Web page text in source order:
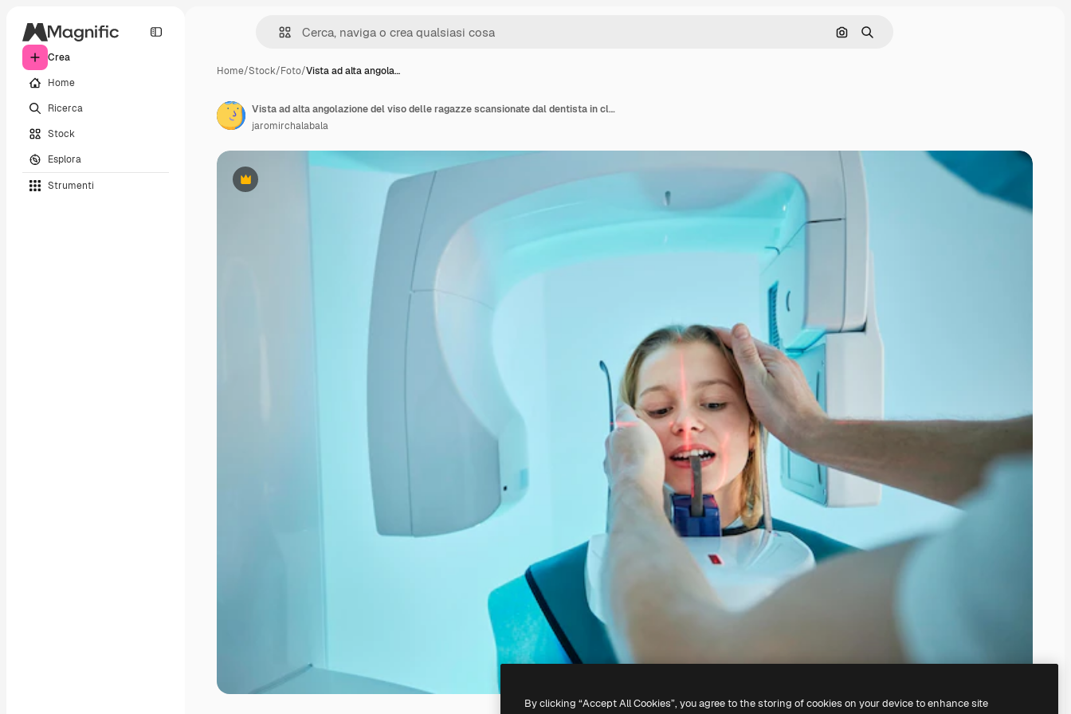
Crea
Home
Ricerca
Stock
Esplora
Strumenti
Cerca per immagine
Ricerca
Home/Stock/Foto/Vista ad alta angola…
Premium
Vista ad alta angolazione del viso delle ragazze scansionate dal dentista in clinica
jaromirchalabala
By clicking “Accept All Cookies”, you agree to the storing of cookies on your device to enhance site